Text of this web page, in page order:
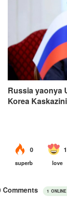
Russia yaonya
Korea Kaskazini